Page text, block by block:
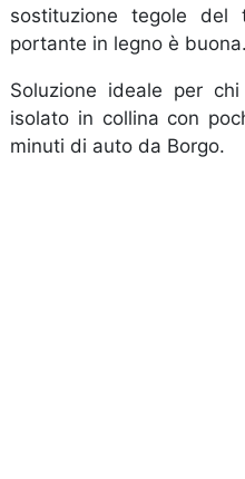
sostituzione tegole del
portante in legno è buona.
Soluzione ideale per
isolato in collina con
minuti di auto da Borgo.